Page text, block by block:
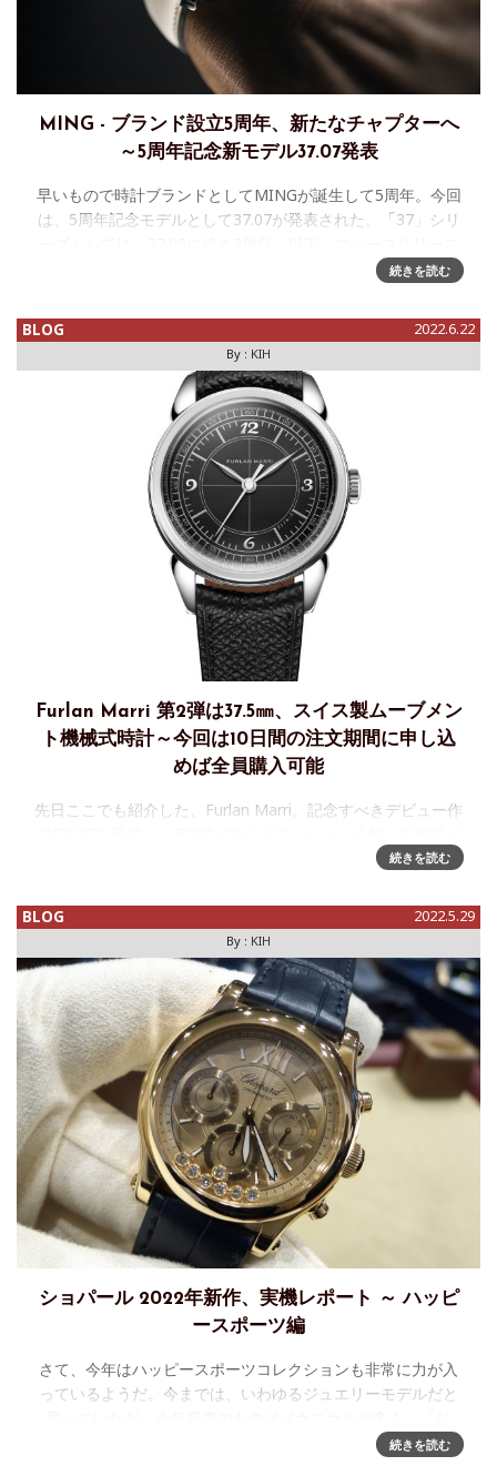
MING - ブランド設立5周年、新たなチャプターへ
～5周年記念新モデル37.07発表
早いもので時計ブランドとしてMINGが誕生して5周年。今回
は、5周年記念モデルとして37.07が発表された。「37」シリ
の抄訳をまずはご紹介したい。＝＝＝＝＝＝＝＝＝＝＝＝
続きを読む
BLOG 2022.6.22
By : KIH
Furlan Marri 第2弾は37.5㎜、スイス製ムーブメン
ト機械式時計～今回は10日間の注文期間に申し込
めば全員購入可能
先日ここでも紹介した、Furlan Marri。記念すべきデビュー作
明らかになったので、日本の皆さんにも広くお伝えしたい。
か
続きを読む
BLOG 2022.5.29
By : KIH
ショパール 2022年新作、実機レポート ～ ハッピ
ースポーツ編
さて、今年はハッピースポーツコレクションも非常に力が入
っているようだ。今までは、いわゆるジュエリーモデルだと
お！」というモデルが出てきた。1. ハッピースポーツ クロノ
続きを読む